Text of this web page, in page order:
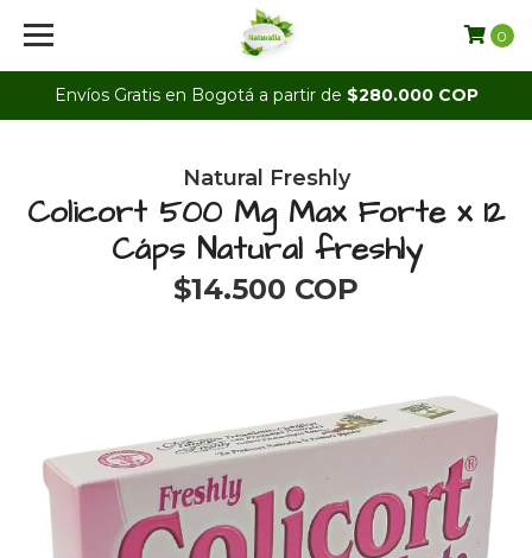
Envíos Gratis en Bogotá a partir de $280.000 COP
0
Natural Freshly
Colicort 500 Mg Max Forte x 12
Cáps Natural freshly
$14.500 COP